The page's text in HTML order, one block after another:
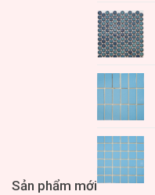
Sản phẩm mới